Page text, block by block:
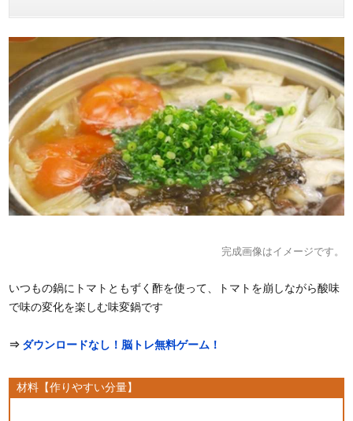
完成画像はイメージです。
いつもの鍋にトマトともずく酢を使って、トマトを崩しながら酸味
で味の変化を楽しむ味変鍋です
⇒ ダウンロードなし！脳トレ無料ゲーム！
材料【作りやすい分量】